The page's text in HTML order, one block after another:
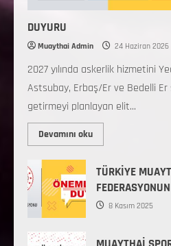
DUYURU
Muaythai Admin 24 Haziran 2026
2027 yılında askerlik hizmetini
Astsubay, Erbaş/Er ve Bedelli
getirmeyi planlayan elit...
Devamını oku
TÜRKİYE
8 Kasım 2025